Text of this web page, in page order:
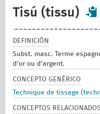
Tisú (tissu)
DEFINICIÓN
Subst. masc. Terme
d'or ou d'argent.
CONCEPTO GENÉRICO
Technique de tissage
CONCEPTOS RELACIONADOS